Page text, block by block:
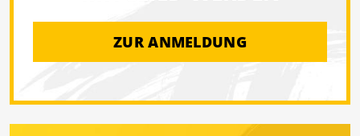
ZUR ANMELDUNG